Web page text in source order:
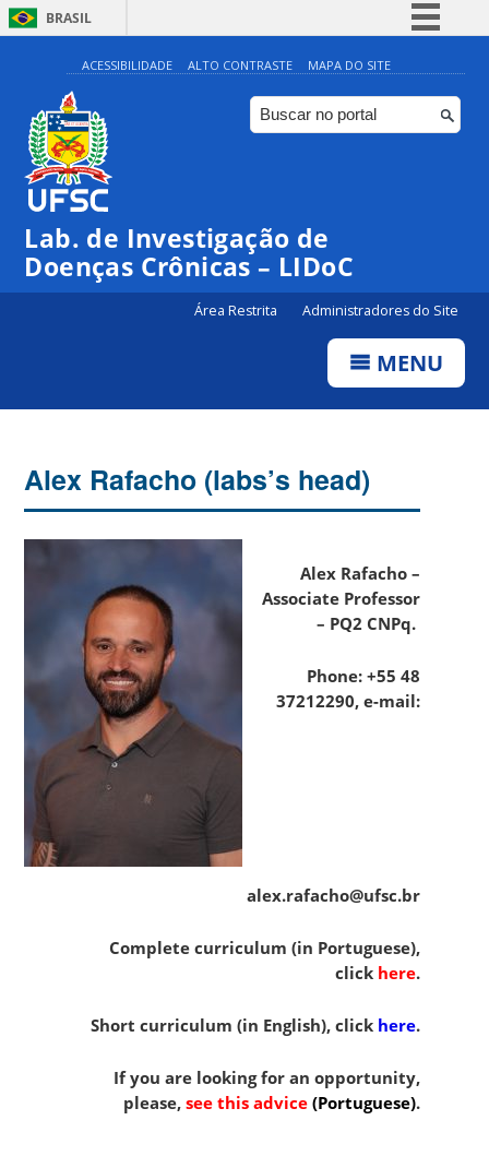
BRASIL
Simplifique!
Comunica BR
Participe
Canais
ACESSIBILIDADE ALTO CONTRASTE MAPA DO SITE
Lab. de Investigação de
Doenças Crônicas – LIDoC
Área Restrita Administradores do Site
MENU
Alex Rafacho (labs’s head)
Alex Rafacho –
Associate Professor
– PQ2 CNPq.
Phone: +55 48
37212290,e-mail:
alex.rafacho@ufsc.br
Complete curriculum (in Portuguese),
click here.
Short curriculum (in English), click here.
If you are looking for an opportunity,
please,see this advice (Portuguese).